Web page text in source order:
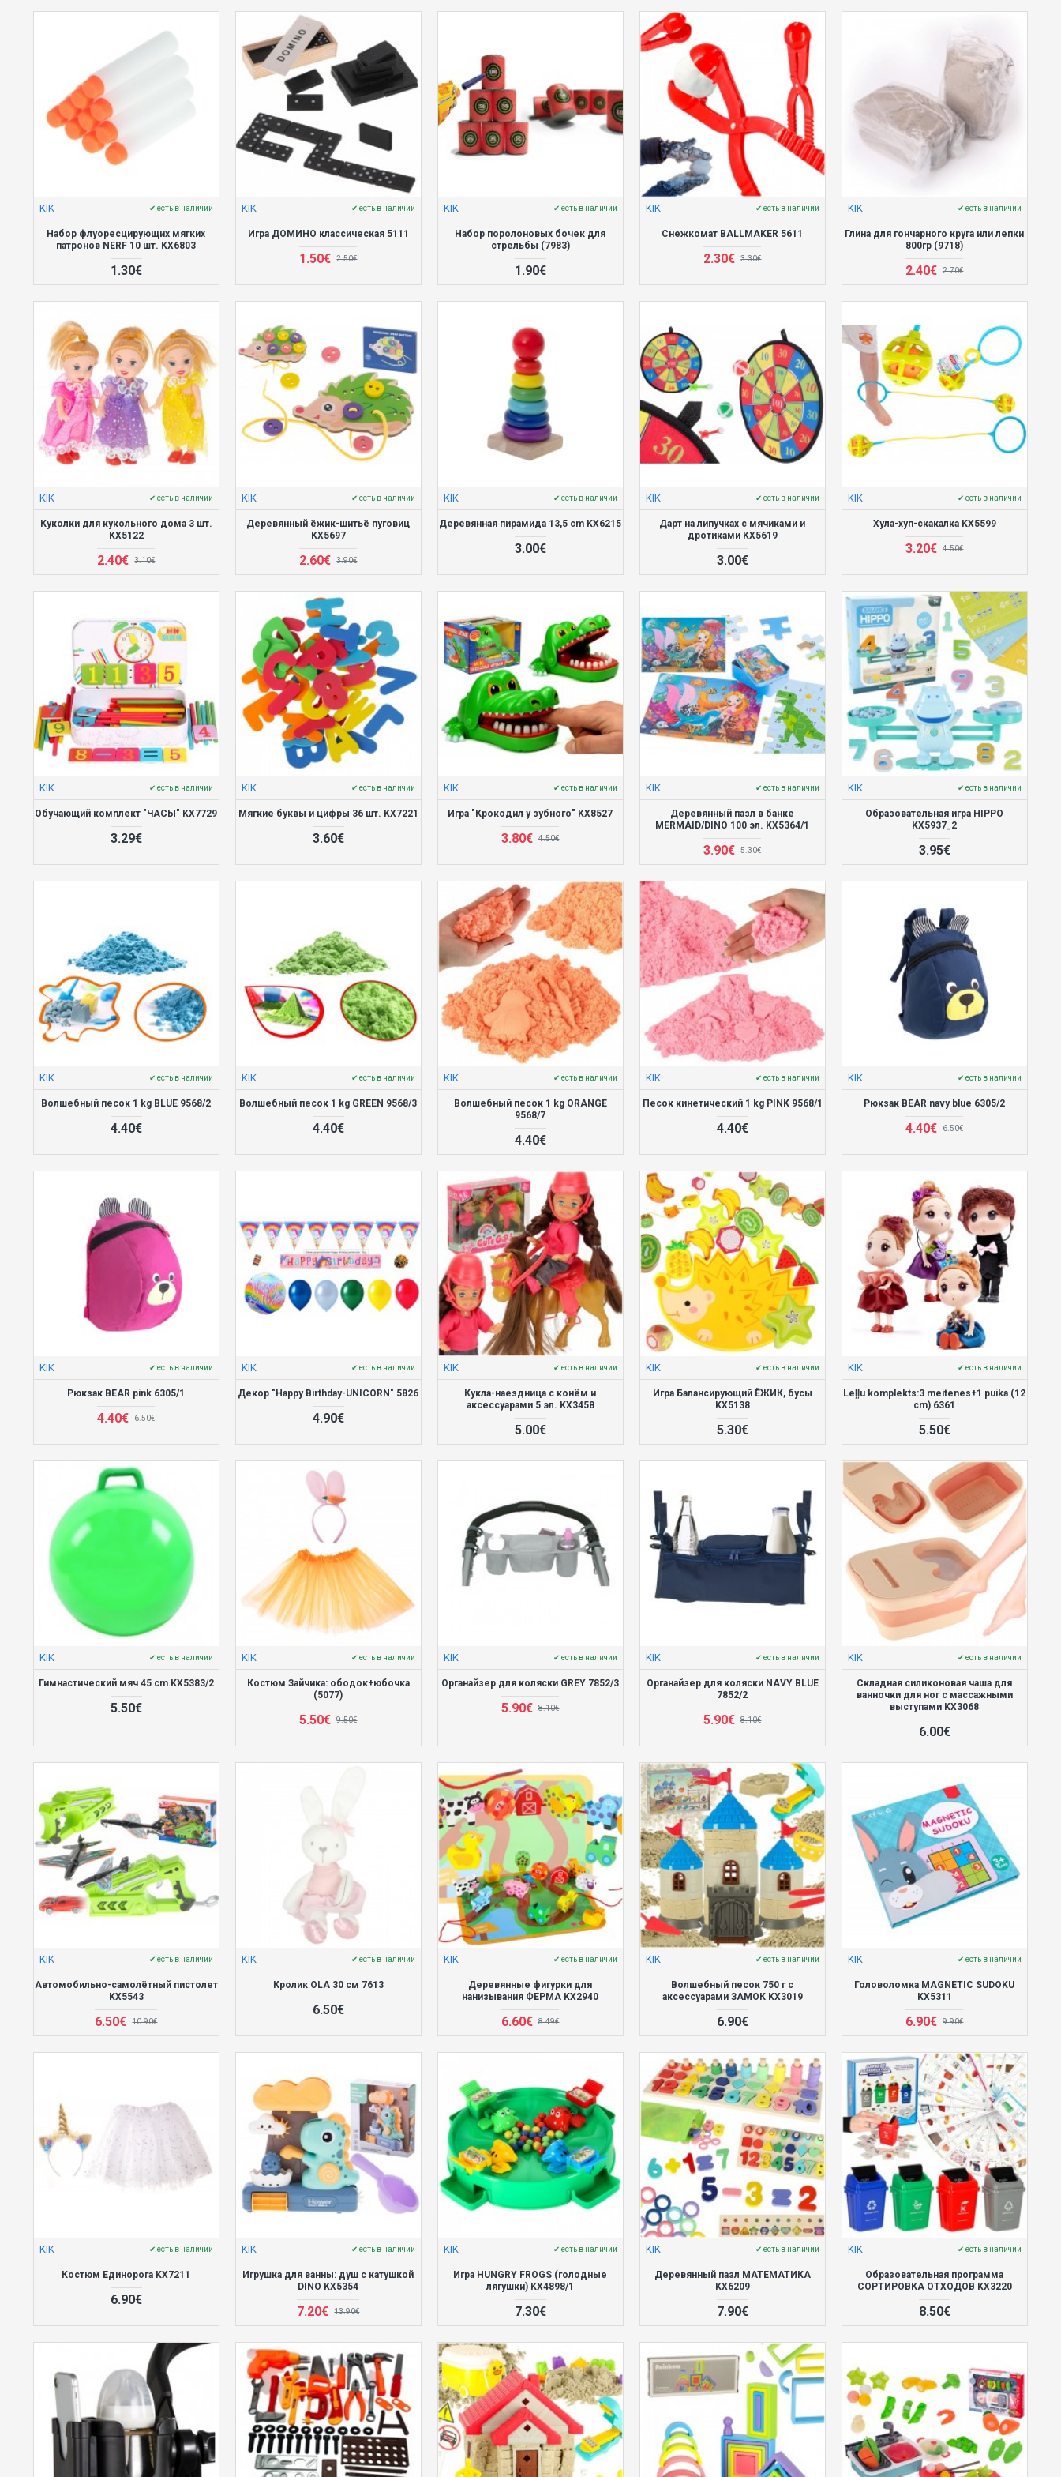
KIK ✔ есть в наличии
Набор флуоресцирующих мягких
патронов NERF 10 шт. KX6803
1.30€
KIK ✔ есть в наличии
Игра ДОМИНО классическая 5111
1.50€ 2.50€
KIK ✔ есть в наличии
Набор поролоновых бочек для
стрельбы (7983)
1.90€
KIK ✔ есть в наличии
Снежкомат BALLMAKER 5611
2.30€ 3.30€
KIK ✔ есть в наличии
Глина для гончарного круга или лепки
800гр (9718)
2.40€ 2.70€
KIK ✔ есть в наличии
Куколки для кукольного дома 3 шт.
KX5122
2.40€ 3.10€
KIK ✔ есть в наличии
Деревянный ёжик-шитьё пуговиц
KX5697
2.60€ 3.90€
KIK ✔ есть в наличии
Деревянная пирамида 13,5 cm KX6215
3.00€
KIK ✔ есть в наличии
Дарт на липучках с мячиками и
дротиками KX5619
3.00€
KIK ✔ есть в наличии
Хула-хуп-скакалка KX5599
3.20€ 4.50€
KIK ✔ есть в наличии
Обучающий комплект "ЧАСЫ" KX7729
3.29€
KIK ✔ есть в наличии
Мягкие буквы и цифры 36 шт. KX7221
3.60€
KIK ✔ есть в наличии
Игра "Крокодил у зубного" KX8527
3.80€ 4.50€
KIK ✔ есть в наличии
Деревянный пазл в банке
MERMAID/DINO 100 эл. KX5364/1
3.90€ 5.30€
KIK ✔ есть в наличии
Образовательная игра HIPPO
KX5937_2
3.95€
KIK ✔ есть в наличии
Волшебный песок 1 kg BLUE 9568/2
4.40€
KIK ✔ есть в наличии
Волшебный песок 1 kg GREEN 9568/3
4.40€
KIK ✔ есть в наличии
Волшебный песок 1 kg ORANGE
9568/7
4.40€
KIK ✔ есть в наличии
Песок кинетический 1 kg PINK 9568/1
4.40€
KIK ✔ есть в наличии
Рюкзак BEAR navy blue 6305/2
4.40€ 6.50€
KIK ✔ есть в наличии
Рюкзак BEAR pink 6305/1
4.40€ 6.50€
KIK ✔ есть в наличии
Декор "Happy Birthday-UNICORN" 5826
4.90€
KIK ✔ есть в наличии
Кукла-наездница с конём и
аксессуарами 5 эл. KX3458
5.00€
KIK ✔ есть в наличии
Игра Балансирующий ЁЖИК, бусы
KX5138
5.30€
KIK ✔ есть в наличии
Leļļu komplekts:3 meitenes+1 puika (12
cm) 6361
5.50€
KIK ✔ есть в наличии
Гимнастический мяч 45 cm KX5383/2
5.50€
KIK ✔ есть в наличии
Костюм Зайчика: ободок+юбочка
(5077)
5.50€ 9.50€
KIK ✔ есть в наличии
Органайзер для коляски GREY 7852/3
5.90€ 8.10€
KIK ✔ есть в наличии
Органайзер для коляски NAVY BLUE
7852/2
5.90€ 8.10€
KIK ✔ есть в наличии
Складная силиконовая чаша для
ванночки для ног с массажными
выступами KX3068
6.00€
KIK ✔ есть в наличии
Автомобильно-самолётный пистолет
KX5543
6.50€ 10.90€
KIK ✔ есть в наличии
Кролик OLA 30 см 7613
6.50€
KIK ✔ есть в наличии
Деревянные фигурки для
нанизывания ФЕРМА KX2940
6.60€ 8.49€
KIK ✔ есть в наличии
Волшебный песок 750 г с
аксессуарами ЗАМОК KX3019
6.90€
KIK ✔ есть в наличии
Головоломка MAGNETIC SUDOKU
KX5311
6.90€ 9.90€
KIK ✔ есть в наличии
Костюм Единорога KX7211
6.90€
KIK ✔ есть в наличии
Игрушка для ванны: душ с катушкой
DINO KX5354
7.20€ 13.90€
KIK ✔ есть в наличии
Игра HUNGRY FROGS (голодные
лягушки) KX4898/1
7.30€
KIK ✔ есть в наличии
Деревянный пазл МАТЕМАТИКА
KX6209
7.90€
KIK ✔ есть в наличии
Образовательная программа
СОРТИРОВКА ОТХОДОВ KX3220
8.50€